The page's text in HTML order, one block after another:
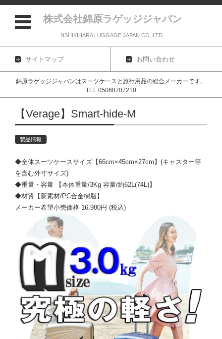
株式会社錦原ラゲッジジャパン
NSHIKIHARA LUGGAGE JAPAN CO.,LTD.
サイトマップ お問い合わせ
錦原ラゲッジジャパンはスーツケースと旅行用品の総合メーカーです。
TEL:05068707210
コンテンツに移動
【Verage】Smart-hide-M
製品情報
◆全体スーツケースサイズ【66cm×45cm×27cm】(キャスター等
を含む外寸サイズ)
◆重量・容量 【本体重量/3Kg 容量/約62L(74L)】
◆材質【新素材/PC合金樹脂】
メーカー希望小売価格 16,980円 (税込)